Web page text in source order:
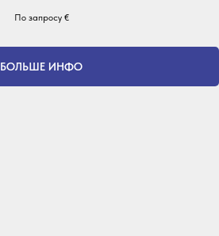
По запросу €
БОЛЬШЕ ИНФО